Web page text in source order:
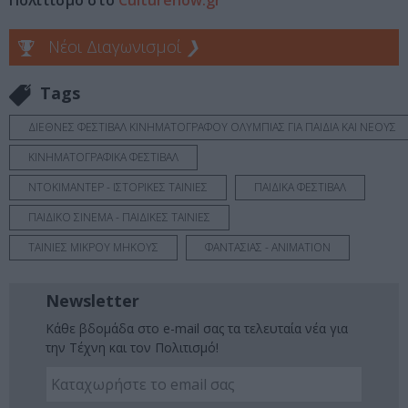
Νέοι Διαγωνισμοί ❯
Tags
ΔΙΕΘΝΕΣ ΦΕΣΤΙΒΑΛ ΚΙΝΗΜΑΤΟΓΡΑΦΟΥ ΟΛΥΜΠΙΑΣ ΓΙΑ ΠΑΙΔΙΑ ΚΑΙ ΝΕΟΥΣ
ΚΙΝΗΜΑΤΟΓΡΑΦΙΚΑ ΦΕΣΤΙΒΑΛ
ΝΤΟΚΙΜΑΝΤΕΡ - ΙΣΤΟΡΙΚΕΣ ΤΑΙΝΙΕΣ
ΠΑΙΔΙΚΑ ΦΕΣΤΙΒΑΛ
ΠΑΙΔΙΚΟ ΣΙΝΕΜΑ - ΠΑΙΔΙΚΕΣ ΤΑΙΝΙΕΣ
ΤΑΙΝΙΕΣ ΜΙΚΡΟΥ ΜΗΚΟΥΣ
ΦΑΝΤΑΣΙΑΣ - ANIMATION
Newsletter
Κάθε βδομάδα στο e-mail σας τα τελευταία νέα για
την Τέχνη και τον Πολιτισμό!